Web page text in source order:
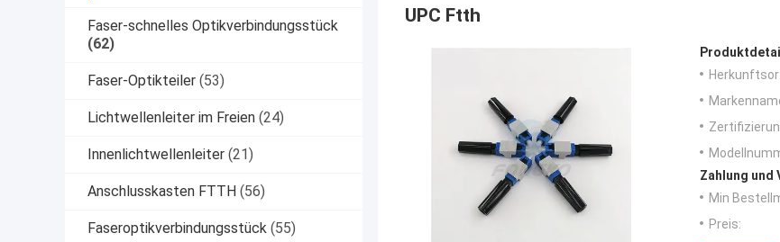
Faser-schnelles Optikverbindungsstück
(62)
Faser-Optikteiler (53)
Lichtwellenleiter im Freien (24)
Innenlichtwellenleiter (21)
Anschlusskasten FTTH (56)
Faseroptikverbindungsstück (55)
UPC Ftth
Zahlung und
Min
Preis: